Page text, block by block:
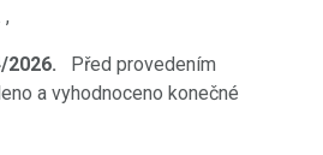
,
Před provedením
a vyhodnoceno konečné